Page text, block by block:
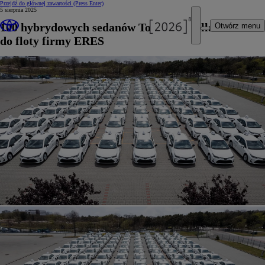
Przejdź do głównej zawartości (Press Enter)
Otwórz menu
5 sierpnia 2025
100 hybrydowych sedanów Toyota Corolla trafiło
do floty firmy ERES